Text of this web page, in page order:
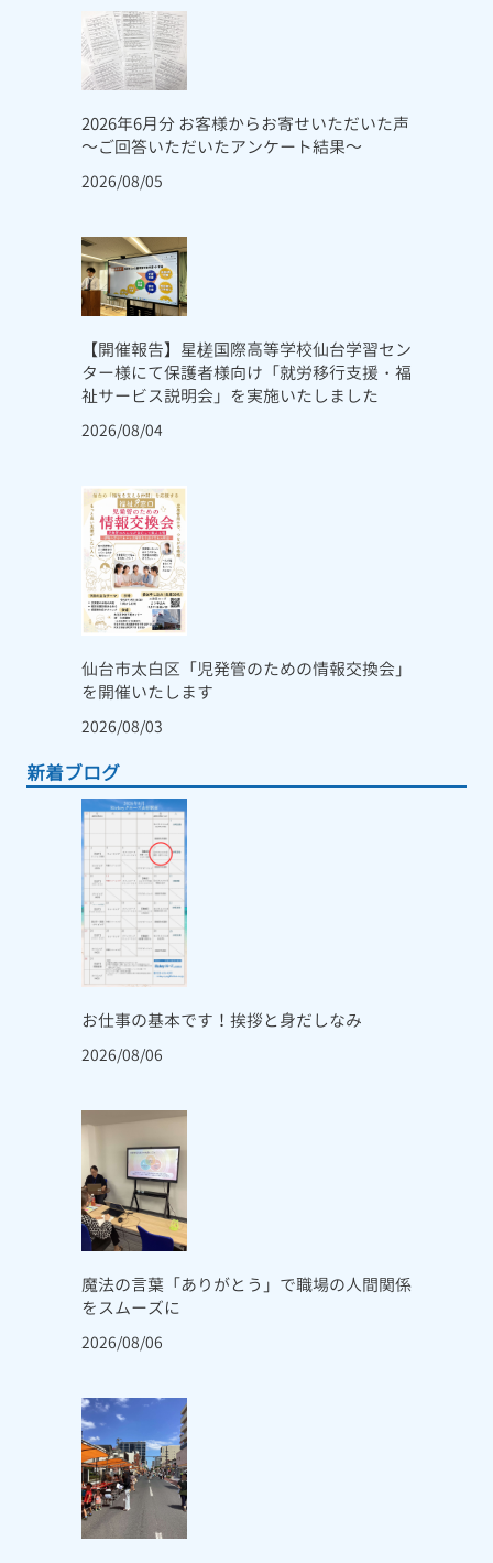
2026年6月分 お客様からお寄せいただいた声
～ご回答いただいたアンケート結果～
2026/08/05
【開催報告】星槎国際高等学校仙台学習セン
ター様にて保護者様向け「就労移行支援・福
祉サービス説明会」を実施いたしました
2026/08/04
仙台市太白区「児発管のための情報交換会」
を開催いたします
2026/08/03
新着ブログ
お仕事の基本です！挨拶と身だしなみ
2026/08/06
魔法の言葉「ありがとう」で職場の人間関係
をスムーズに
2026/08/06